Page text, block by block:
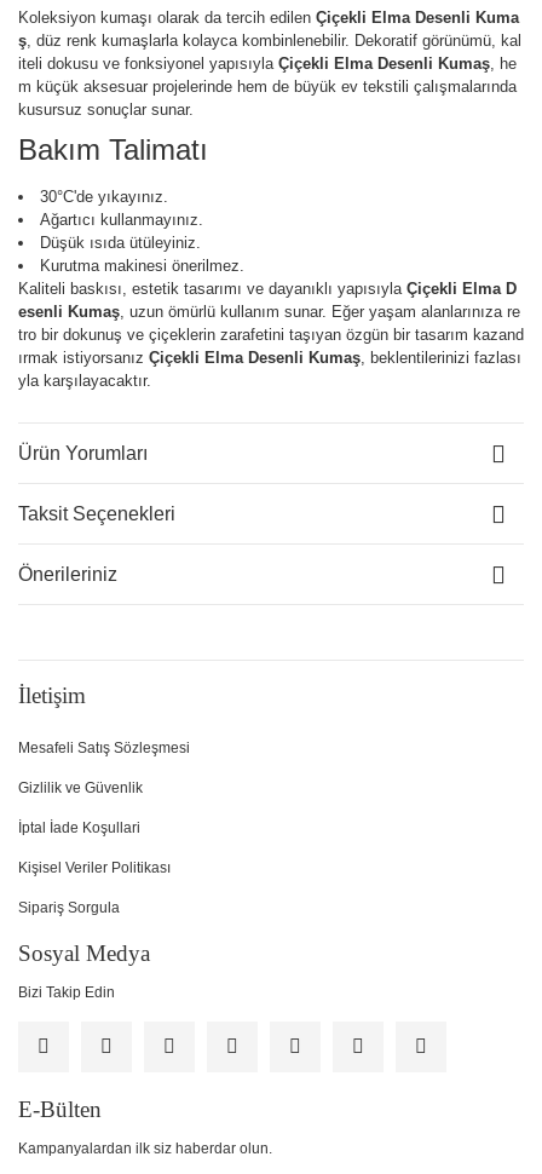
Koleksiyon kumaşı olarak da tercih edilen Çiçekli Elma Desenli Kuma
ş, düz renk kumaşlarla kolayca kombinlenebilir. Dekoratif görünümü, kal
iteli dokusu ve fonksiyonel yapısıyla Çiçekli Elma Desenli Kumaş, he
m küçük aksesuar projelerinde hem de büyük ev tekstili çalışmalarında
kusursuz sonuçlar sunar.
Bakım Talimatı
30°C'de yıkayınız.
Ağartıcı kullanmayınız.
Düşük ısıda ütüleyiniz.
Kurutma makinesi önerilmez.
Kaliteli baskısı, estetik tasarımı ve dayanıklı yapısıyla Çiçekli Elma D
esenli Kumaş, uzun ömürlü kullanım sunar. Eğer yaşam alanlarınıza re
tro bir dokunuş ve çiçeklerin zarafetini taşıyan özgün bir tasarım kazand
ırmak istiyorsanız Çiçekli Elma Desenli Kumaş, beklentilerinizi fazlası
yla karşılayacaktır.
Ürün Yorumları
Taksit Seçenekleri
Önerileriniz
İletişim
Mesafeli Satış Sözleşmesi
Gizlilik ve Güvenlik
İptal İade Koşullari
Kişisel Veriler Politikası
Sipariş Sorgula
Sosyal Medya
Bizi Takip Edin
E-Bülten
Kampanyalardan ilk siz haberdar olun.